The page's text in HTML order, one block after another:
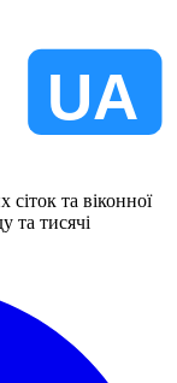
UA
та віконної
та тисячі